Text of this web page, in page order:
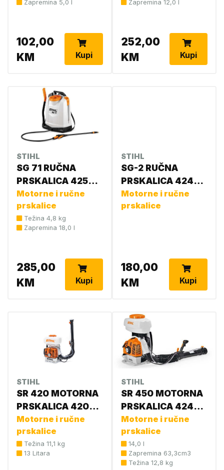
Zapremina 5,0 l
102,00
KM
Kupi
Zapremina 12,0 l
252,00
KM
Kupi
STIHL
SG 71 RUČNA
PRSKALICA 4255
019 4970
Motorne i ručne
prskalice
Težina 4,8 kg
Zapremina 18,0 l
285,00
KM
Kupi
STIHL
SG-2 RUČNA
PRSKALICA 4247
019 4901
Motorne i ručne
prskalice
180,00
KM
Kupi
STIHL
SR 420 MOTORNA
PRSKALICA 4203
011 2619
Motorne i ručne
prskalice
Težina 11,1 kg
13 Litara
STIHL
SR 450 MOTORNA
PRSKALICA 4244
011 2641
Motorne i ručne
prskalice
14,0 l
Zapremina 63,3cm3
Težina 12,8 kg